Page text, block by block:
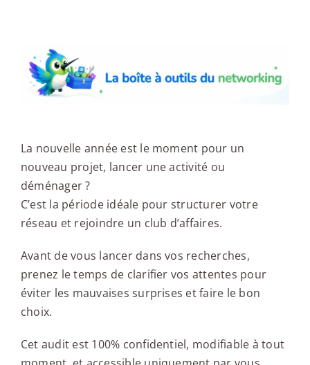
La nouvelle année est le moment pour un
nouveau projet, lancer une activité ou
déménager ?
C’est la période idéale pour structurer votre
réseau et rejoindre un club d’affaires.
Avant de vous lancer dans vos recherches,
prenez le temps de clarifier vos attentes pour
éviter les mauvaises surprises et faire le bon
choix.
Cet audit est 100% confidentiel, modifiable à tout